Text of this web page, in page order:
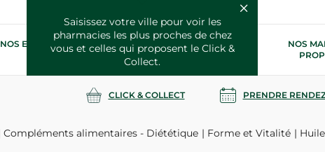
Saisissez votre ville pour voir les
pharmacies les plus proches de chez
vous et celles qui proposent le Click &
Collect.
NOS ENGAGEMENTS
RSE
NOS SERVICES
SANTÉ
NOS
CLICK & COLLECT PRENDRE
Compléments alimentaires - Diététique Forme et Vitalité